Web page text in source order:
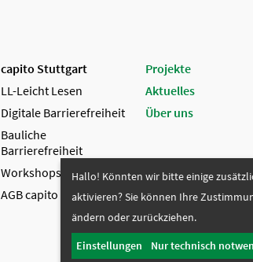
capito Stuttgart
LL-Leicht Lesen
Digitale Barrierefreiheit
Bauliche
Barrierefreiheit
Workshops
AGB capito Stuttgart
Projekte
Aktuelles
Über uns
Hallo! Könnten wir bitte einige
aktivieren? Sie können Ihre
ändern oder zurückziehen.
Einstellungen Nur technisch